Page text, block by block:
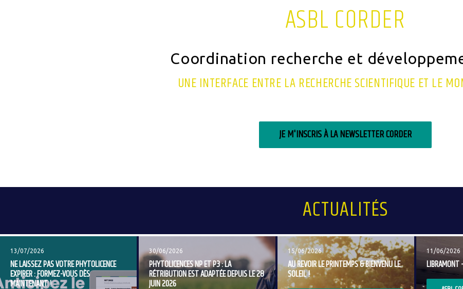
ASBL CORDER
Coordination recherche et
UNE INTERFACE ENTRE LA RECHERCHE SCIENTIFIQUE ET LE
JE M'INSCRIS À LA NEWSLETTER CORDER
ACTUALITÉS
13/07/2026
NE LAISSEZ PAS VOTRE PHYTOLICENCE
EXPIRER : FORMEZ-VOUS DÈS
MAINTENANT !
30/06/2026
PHYTOLICENCES NP ET P3 : LA
RÉTRIBUTION EST ADAPTÉE DEPUIS LE 28
JUIN 2026
Image
15/06/2026
AU REVOIR LE PRINTEMPS & BIENVENU LE
SOLEIL !
11/06/2026